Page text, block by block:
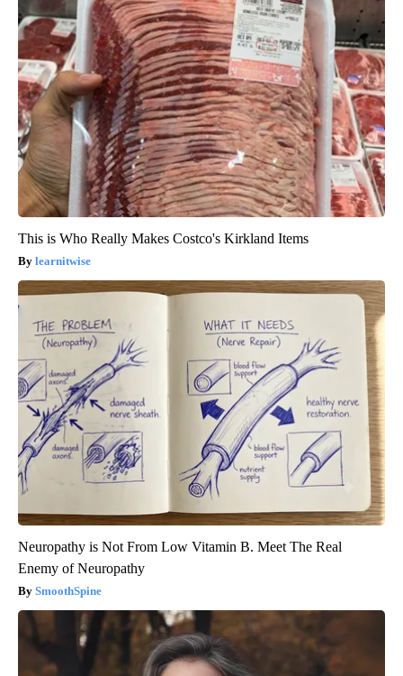
This is Who Really Makes Costco's Kirkland Items
learnitwise
Neuropathy is Not From Low Vitamin B. Meet The Real
Enemy of Neuropathy
SmoothSpine